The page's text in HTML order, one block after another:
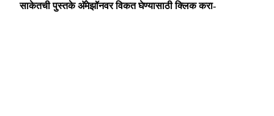
साकेतची पुस्तके अ‍ॅमेझॉनवर विकत घेण्यासाठी क्लिक करा-